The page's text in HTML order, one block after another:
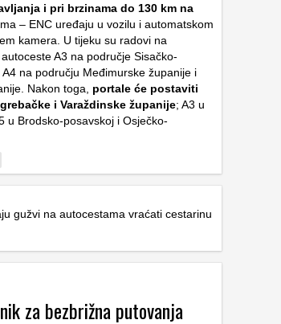
i pri brzinama do 130 km na
– ENC uređaju u vozilu i automatskom
kamera. U tijeku su radovi na
A3 na područje Sisačko-
na području Međimurske županije i
Nakon toga, portale će postaviti
i Varaždinske županije; A3 u
u Brodsko-posavskoj i Osječko-
gužvi na autocestama vraćati cestarinu
za bezbrižna putovanja